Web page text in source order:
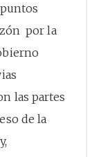
por la
las partes
de la